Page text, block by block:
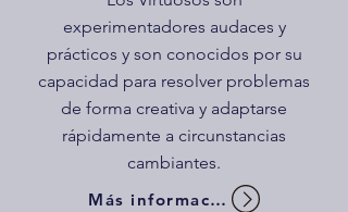
experimentadores audaces y
prácticos y son conocidos por su
capacidad para resolver problemas
de forma creativa y adaptarse
rápidamente a circunstancias
cambiantes.
Más información